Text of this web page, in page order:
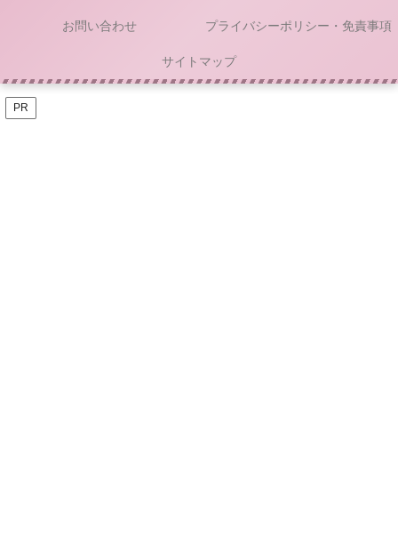
お問い合わせ プライバシーポリシー・免責事項
サイトマップ
PR